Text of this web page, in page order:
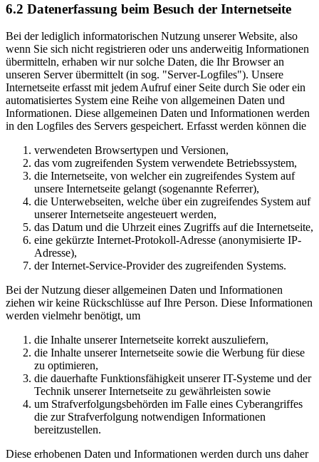
6.2 Datenerfassung beim Besuch der Internetseite
Bei der lediglich informatorischen Nutzung unserer Website, also
wenn Sie sich nicht registrieren oder uns anderweitig Informationen
übermitteln, erhaben wir nur solche Daten, die Ihr Browser an
unseren Server übermittelt (in sog. "Server-Logfiles"). Unsere
Internetseite erfasst mit jedem Aufruf einer Seite durch Sie oder ein
automatisiertes System eine Reihe von allgemeinen Daten und
Informationen. Diese allgemeinen Daten und Informationen werden
in den Logfiles des Servers gespeichert. Erfasst werden können die
verwendeten Browsertypen und Versionen,
das vom zugreifenden System verwendete Betriebssystem,
die Internetseite, von welcher ein zugreifendes System auf
unsere Internetseite gelangt (sogenannte Referrer),
die Unterwebseiten, welche über ein zugreifendes System auf
unserer Internetseite angesteuert werden,
das Datum und die Uhrzeit eines Zugriffs auf die Internetseite,
eine gekürzte Internet-Protokoll-Adresse (anonymisierte IP-
Adresse),
der Internet-Service-Provider des zugreifenden Systems.
Bei der Nutzung dieser allgemeinen Daten und Informationen
ziehen wir keine Rückschlüsse auf Ihre Person. Diese Informationen
werden vielmehr benötigt, um
die Inhalte unserer Internetseite korrekt auszuliefern,
die Inhalte unserer Internetseite sowie die Werbung für diese
zu optimieren,
die dauerhafte Funktionsfähigkeit unserer IT-Systeme und der
Technik unserer Internetseite zu gewährleisten sowie
um Strafverfolgungsbehörden im Falle eines Cyberangriffes
die zur Strafverfolgung notwendigen Informationen
bereitzustellen.
Diese erhobenen Daten und Informationen werden durch uns daher